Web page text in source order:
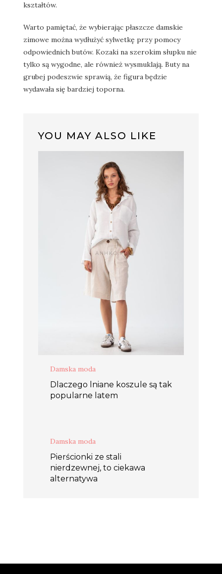
kształtów.
Warto pamiętać, że wybierając płaszcze damskie
zimowe można wydłużyć sylwetkę przy pomocy
odpowiednich butów. Kozaki na szerokim słupku nie
tylko są wygodne, ale również wysmuklają. Buty na
grubej podeszwie sprawią, że figura będzie
wydawała się bardziej toporna.
YOU MAY ALSO LIKE
Damska moda
Dlaczego lniane koszule są tak
popularne latem
Damska moda
Pierścionki ze stali
nierdzewnej, to ciekawa
alternatywa